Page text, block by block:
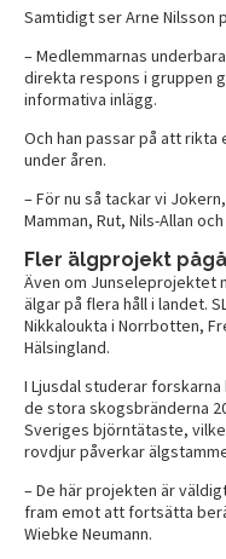
Samtidigt ser Arne Nilsson
– Medlemmarnas
direkta respons i gruppen
informativa inlägg.
Och han passar på att
under åren.
– För nu så tackar vi
Mamman, Rut, Nils-Allan
Fler älgprojekt
Även om Junseleprojektet
älgar på flera håll i landet.
Nikkaloukta i Norrbotten,
Hälsingland.
I Ljusdal studerar
de stora skogsbränderna
Sveriges björntätaste,
rovdjur påverkar
– De här projekten är
fram emot att fortsätta
Wiebke Neumann.